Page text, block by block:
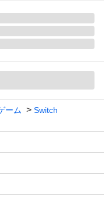
ーム
Switch